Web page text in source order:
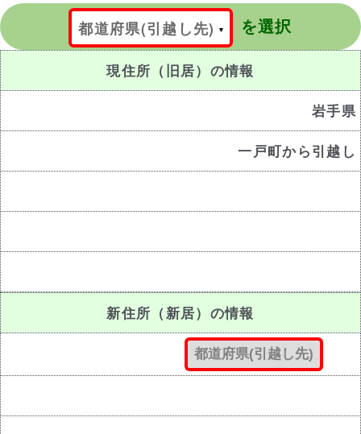
都道府県(引越し先) を選択
現住所（旧居）の情報
岩手県
一戸町から引越し
新住所（新居）の情報